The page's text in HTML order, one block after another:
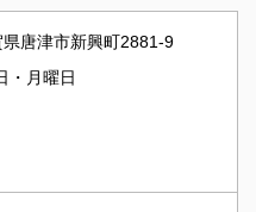
唐津市新興町2881-9
・月曜日